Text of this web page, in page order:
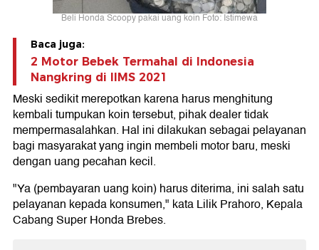
Beli Honda Scoopy pakai uang koin Foto: Istimewa
Baca juga:
2 Motor Bebek Termahal di Indonesia
Nangkring di IIMS 2021
Meski sedikit merepotkan karena harus menghitung
kembali tumpukan koin tersebut, pihak dealer tidak
mempermasalahkan. Hal ini dilakukan sebagai pelayanan
bagi masyarakat yang ingin membeli motor baru, meski
dengan uang pecahan kecil.
"Ya (pembayaran uang koin) harus diterima, ini salah satu
pelayanan kepada konsumen," kata Lilik Prahoro, Kepala
Cabang Super Honda Brebes.